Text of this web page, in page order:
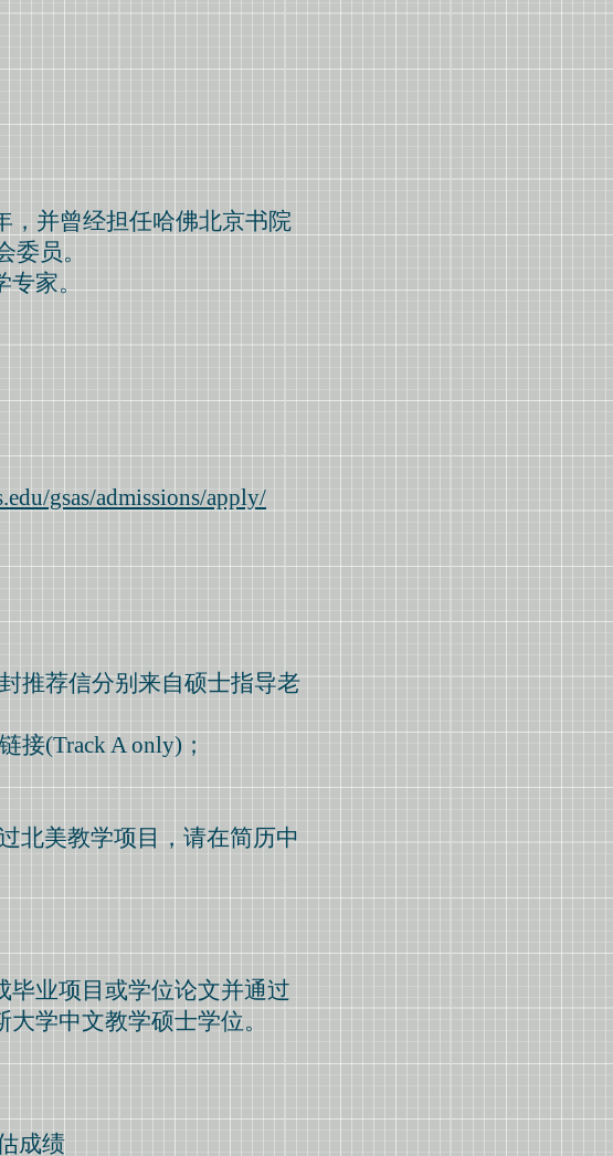
，并曾经担任哈佛北京书院
员。
家。
gsas/admissions/apply/
推荐信分别来自硕士指导老
接(Track A only)；
北美教学项目，请在简历中
毕业项目或学位论文并通过
学中文教学硕士学位。
成绩